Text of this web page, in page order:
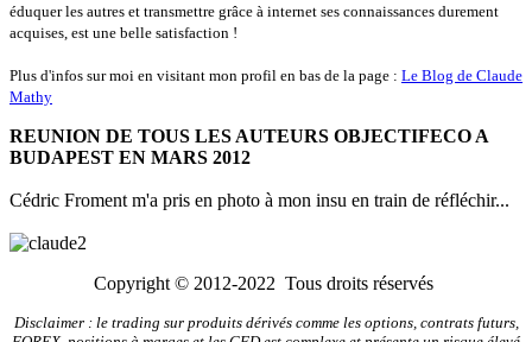
éduquer les autres et transmettre grâce à internet ses connaissances durement
acquises, est une belle satisfaction !
Plus d'infos sur moi en visitant mon profil en bas de la page : Le Blog de Claude
Mathy
REUNION DE TOUS LES AUTEURS OBJECTIFECO A
BUDAPEST EN MARS 2012
Cédric Froment m'a pris en photo à mon insu en train de réfléchir...
Copyright © 2012-2022 Tous droits réservés
Disclaimer : le trading sur produits dérivés comme les options, contrats futurs,